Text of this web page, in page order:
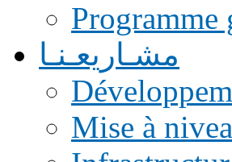
مشـاريعـنـا
Mise à